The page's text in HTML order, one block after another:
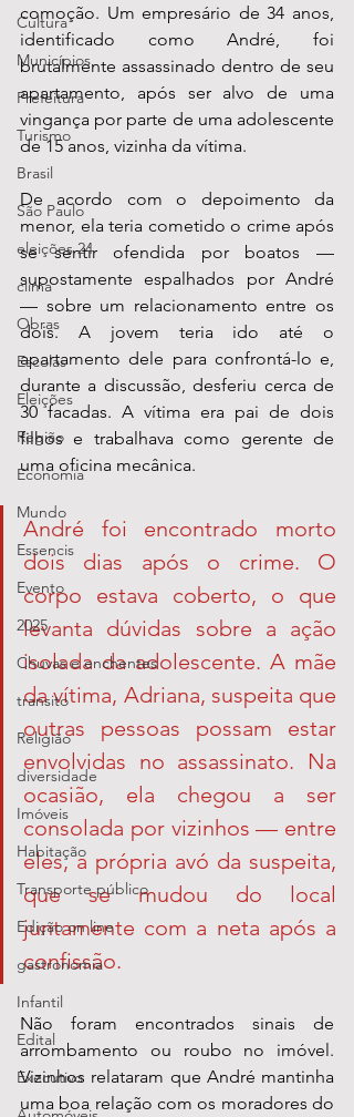
Cultura
Municípios
Prefeitura
Turismo
Brasil
São Paulo
eleições 24
clima
Obras
Escolas
Eleições
Região
Economia
Mundo
Essencis
Evento
2025
Chuvas e enchentes
transito
Religião
diversidade
Imóveis
Habitação
Transporte público
Edição on line
gastronomia
Infantil
Edital
Executivo
comoção. Um empresário de 34 anos,
identificado como André, foi
brutalmente assassinado dentro de seu
apartamento, após ser alvo de uma
vingança por parte de uma adolescente
de 15 anos, vizinha da vítima.
De acordo com o depoimento da
menor, ela teria cometido o crime após
se sentir ofendida por boatos —
supostamente espalhados por André
— sobre um relacionamento entre os
dois. A jovem teria ido até o
apartamento dele para confrontá-lo e,
durante a discussão, desferiu cerca de
30 facadas. A vítima era pai de dois
filhos e trabalhava como gerente de
uma oficina mecânica.
André foi encontrado morto
dois dias após o crime. O
corpo estava coberto, o que
levanta dúvidas sobre a ação
isolada da adolescente. A mãe
da vítima, Adriana, suspeita que
outras pessoas possam estar
envolvidas no assassinato. Na
ocasião, ela chegou a ser
consolada por vizinhos — entre
eles, a própria avó da suspeita,
que se mudou do local
juntamente com a neta após a
confissão.
Não foram encontrados sinais de
arrombamento ou roubo no imóvel.
Vizinhos relataram que André mantinha
uma boa relação com os moradores do